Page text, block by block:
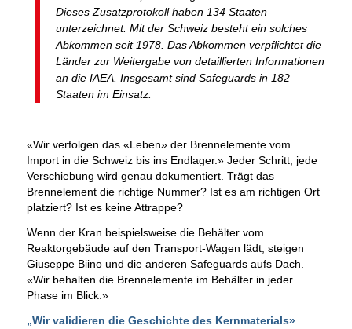
Dieses Zusatzprotokoll haben 134 Staaten
unterzeichnet. Mit der Schweiz besteht ein solches
Abkommen seit 1978. Das Abkommen verpflichtet die
Länder zur Weitergabe von detaillierten Informationen
an die IAEA. Insgesamt sind Safeguards in 182
Staaten im Einsatz.
«Wir verfolgen das «Leben» der Brennelemente vom
Import in die Schweiz bis ins Endlager.» Jeder Schritt, jede
Verschiebung wird genau dokumentiert. Trägt das
Brennelement die richtige Nummer? Ist es am richtigen Ort
platziert? Ist es keine Attrappe?
Wenn der Kran beispielsweise die Behälter vom
Reaktorgebäude auf den Transport-Wagen lädt, steigen
Giuseppe Biino und die anderen Safeguards aufs Dach.
«Wir behalten die Brennelemente im Behälter in jeder
Phase im Blick.»
„Wir validieren die Geschichte des Kernmaterials»